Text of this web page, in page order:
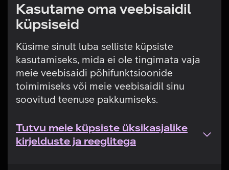
Kasutame oma veebisaidil
küpsiseid
Küsime sinult luba selliste küpsiste
kasutamiseks, mida ei ole tingimata vaja
meie veebisaidi põhifunktsioonide
toimimiseks või meie veebisaidil sinu
soovitud teenuse pakkumiseks.
Tutvu meie küpsiste üksikasjalike
kirjelduste ja reeglitega
Tehniline viga